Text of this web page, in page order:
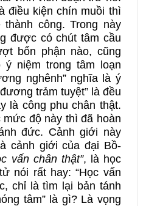
điều kiện chín muồi thì
công. Trong này
được có chút tâm cầu
bổn phận nào, cũng
ý niệm trong tâm loạn
nghênh” nghĩa là ý
trảm tuyệt” là đều
là công phu chân thật.
độ này thì đã hoàn
đức. Cảnh giới này
cảnh giới của đại Bồ-
vấn chân thật”, là học
nói rất hay: “Học vấn
chỉ là tìm lại bản tánh
tâm” là gì? Là vọng